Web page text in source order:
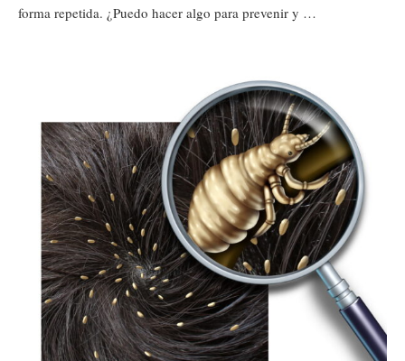
forma repetida. ¿Puedo hacer algo para prevenir y …